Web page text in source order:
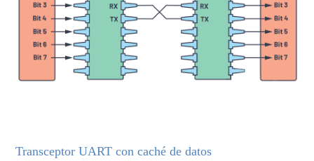
Transceptor UART con caché de datos